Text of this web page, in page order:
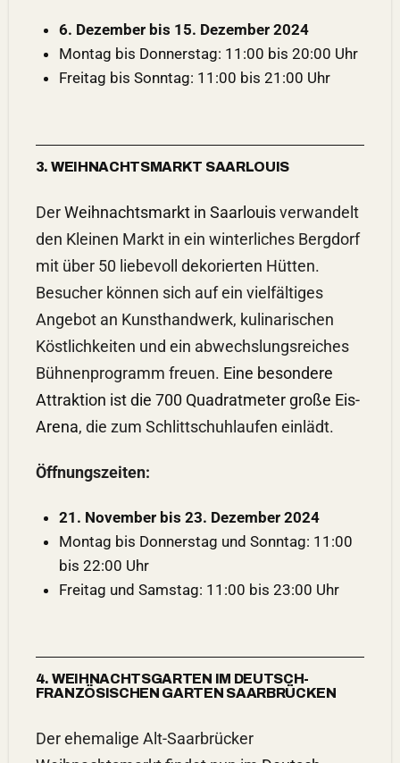
6. Dezember bis 15. Dezember 2024
Montag bis Donnerstag: 11:00 bis 20:00 Uhr
Freitag bis Sonntag: 11:00 bis 21:00 Uhr
3. WEIHNACHTSMARKT SAARLOUIS
DerWeihnachtsmarkt in Saarlouisverwandelt
den Kleinen Markt in ein winterliches Bergdorf
mit über 50 liebevoll dekorierten Hütten.
Besucher können sich auf ein vielfältiges
Angebot an Kunsthandwerk, kulinarischen
Köstlichkeiten und ein abwechslungsreiches
Bühnenprogramm freuen. Eine besondere
Attraktion ist die 700 Quadratmeter große Eis-
Arena, die zum Schlittschuhlaufen einlädt.
Öffnungszeiten:
21. November bis 23. Dezember 2024
Montag bis Donnerstag und Sonntag: 11:00
bis 22:00 Uhr
Freitag und Samstag: 11:00 bis 23:00 Uhr
4. WEIHNACHTSGARTEN IM DEUTSCH-
FRANZÖSISCHEN GARTEN SAARBRÜCKEN
Der ehemalige Alt-Saarbrücker